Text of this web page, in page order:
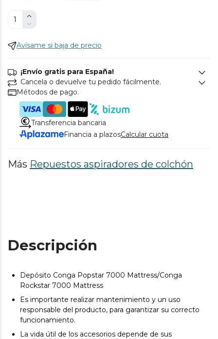
Avísame si baja de precio
¡Envío gratis para España!
Cancela o devuelve tu pedido fácilmente.
Métodos de pago.
Transferencia bancaria
Financia a plazosCalcular cuota
Más Repuestos aspiradores de colchón
Descripción
Depósito Conga Popstar 7000 Mattress/Conga
Rockstar 7000 Mattress
Es importante realizar mantenimiento y un uso
responsable del producto, para garantizar su correcto
funcionamiento.
La vida útil de los accesorios depende de sus